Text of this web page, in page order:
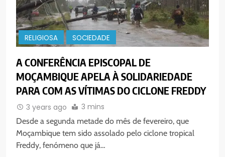
RELIGIOSA SOCIEDADE
A CONFERÊNCIA EPISCOPAL DE
MOÇAMBIQUE APELA À SOLIDARIEDADE
PARA COM AS VÍTIMAS DO CICLONE FREDDY
3 years ago 3 mins
Desde a segunda metade do mês de fevereiro, que
Moçambique tem sido assolado pelo ciclone tropical
Freddy, fenómeno que já…